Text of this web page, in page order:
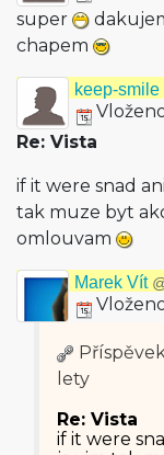
super
chapem
keep-smile
Re: Vista
if it were snad
tak muze byt
omlouvam
Marek Vít
lety
Re: Vista
if it were